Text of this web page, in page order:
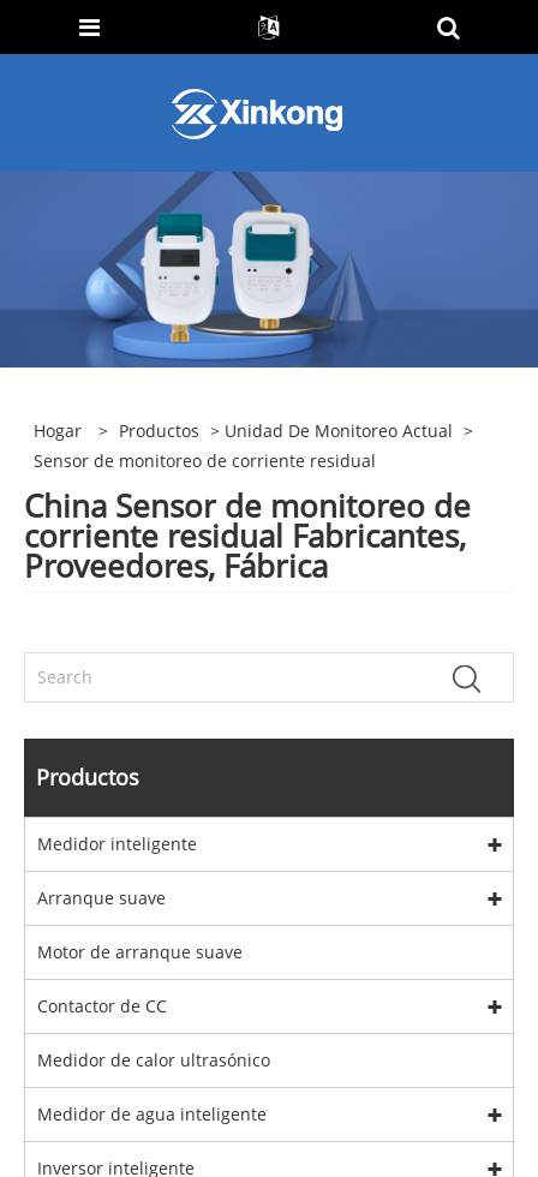
Hogar > Productos > Unidad De Monitoreo Actual >
Sensor de monitoreo de corriente residual
China Sensor de monitoreo de
corriente residual Fabricantes,
Proveedores, Fábrica
Productos
Medidor inteligente
Arranque suave
Motor de arranque suave
Contactor de CC
Medidor de calor ultrasónico
Medidor de agua inteligente
Inversor inteligente